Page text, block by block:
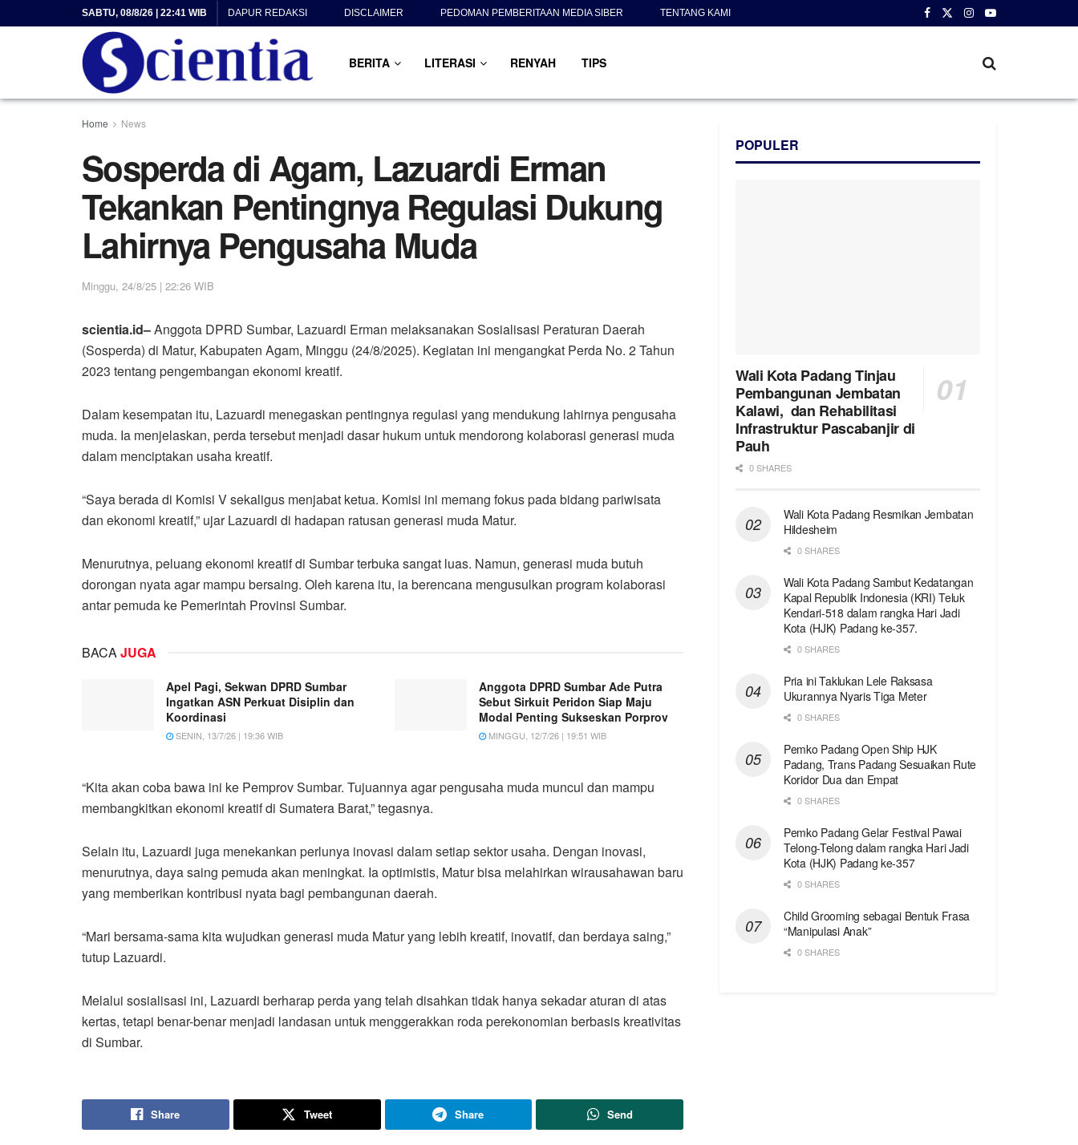
SABTU, 08/8/26 | 22:41 WIB DAPUR REDAKSI DISCLAIMER PEDOMAN PEMBERITAAN MEDIA SIBER TENTANG KAMI
BERITA LITERASI RENYAH TIPS
Home News
Sosperda di Agam, Lazuardi Erman
Tekankan Pentingnya Regulasi Dukung
Lahirnya Pengusaha Muda
Minggu, 24/8/25 | 22:26 WIB
scientia.id–Anggota DPRD Sumbar, Lazuardi Erman melaksanakan Sosialisasi Peraturan Daerah
(Sosperda) di Matur, Kabupaten Agam, Minggu (24/8/2025). Kegiatan ini mengangkat Perda No. 2 Tahun
2023 tentang pengembangan ekonomi kreatif.
Dalam kesempatan itu, Lazuardi menegaskan pentingnya regulasi yang mendukung lahirnya pengusaha
muda. Ia menjelaskan, perda tersebut menjadi dasar hukum untuk mendorong kolaborasi generasi muda
dalam menciptakan usaha kreatif.
“Saya berada di Komisi V sekaligus menjabat ketua. Komisi ini memang fokus pada bidang pariwisata
dan ekonomi kreatif,” ujar Lazuardi di hadapan ratusan generasi muda Matur.
Menurutnya, peluang ekonomi kreatif di Sumbar terbuka sangat luas. Namun, generasi muda butuh
dorongan nyata agar mampu bersaing. Oleh karena itu, ia berencana mengusulkan program kolaborasi
antar pemuda ke Pemerintah Provinsi Sumbar.
BACAJUGA
Apel Pagi, Sekwan DPRD Sumbar
Ingatkan ASN Perkuat Disiplin dan
Koordinasi
SENIN, 13/7/26 | 19:36 WIB
Anggota DPRD Sumbar Ade Putra
Sebut Sirkuit Peridon Siap Maju
Modal Penting Sukseskan Porprov
MINGGU, 12/7/26 | 19:51 WIB
“Kita akan coba bawa ini ke Pemprov Sumbar. Tujuannya agar pengusaha muda muncul dan mampu
membangkitkan ekonomi kreatif di Sumatera Barat,” tegasnya.
Selain itu, Lazuardi juga menekankan perlunya inovasi dalam setiap sektor usaha. Dengan inovasi,
menurutnya, daya saing pemuda akan meningkat. Ia optimistis, Matur bisa melahirkan wirausahawan baru
yang memberikan kontribusi nyata bagi pembangunan daerah.
“Mari bersama-sama kita wujudkan generasi muda Matur yang lebih kreatif, inovatif, dan berdaya saing,”
tutup Lazuardi.
Melalui sosialisasi ini, Lazuardi berharap perda yang telah disahkan tidak hanya sekadar aturan di atas
kertas, tetapi benar-benar menjadi landasan untuk menggerakkan roda perekonomian berbasis kreativitas
di Sumbar.
Share Tweet Share Send
POPULER
Wali Kota Padang Tinjau
Pembangunan Jembatan
Kalawi, dan Rehabilitasi
Infrastruktur Pascabanjir di
Pauh
0 SHARES
Wali Kota Padang Resmikan Jembatan
Hildesheim
0 SHARES
Wali Kota Padang Sambut Kedatangan
Kapal Republik Indonesia (KRI) Teluk
Kendari-518 dalam rangka Hari Jadi
Kota (HJK) Padang ke-357.
0 SHARES
Pria ini Taklukan Lele Raksasa
Ukurannya Nyaris Tiga Meter
0 SHARES
Pemko Padang Open Ship HJK
Padang, Trans Padang Sesuaikan Rute
Koridor Dua dan Empat
0 SHARES
Pemko Padang Gelar Festival Pawai
Telong-Telong dalam rangka Hari Jadi
Kota (HJK) Padang ke-357
0 SHARES
Child Grooming sebagai Bentuk Frasa
“Manipulasi Anak”
0 SHARES